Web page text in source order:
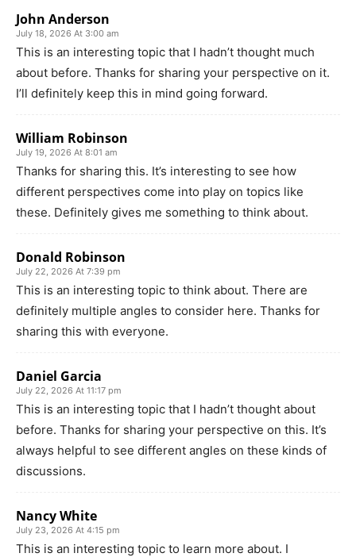
John Anderson
July 18, 2026 At 3:00 am
This is an interesting topic that I hadn’t thought much
about before. Thanks for sharing your perspective on it.
I’ll definitely keep this in mind going forward.
William Robinson
July 19, 2026 At 8:01 am
Thanks for sharing this. It’s interesting to see how
different perspectives come into play on topics like
these. Definitely gives me something to think about.
Donald Robinson
July 22, 2026 At 7:39 pm
This is an interesting topic to think about. There are
definitely multiple angles to consider here. Thanks for
sharing this with everyone.
Daniel Garcia
July 22, 2026 At 11:17 pm
This is an interesting topic that I hadn’t thought about
before. Thanks for sharing your perspective on this. It’s
always helpful to see different angles on these kinds of
discussions.
Nancy White
July 23, 2026 At 4:15 pm
This is an interesting topic to learn more about. I